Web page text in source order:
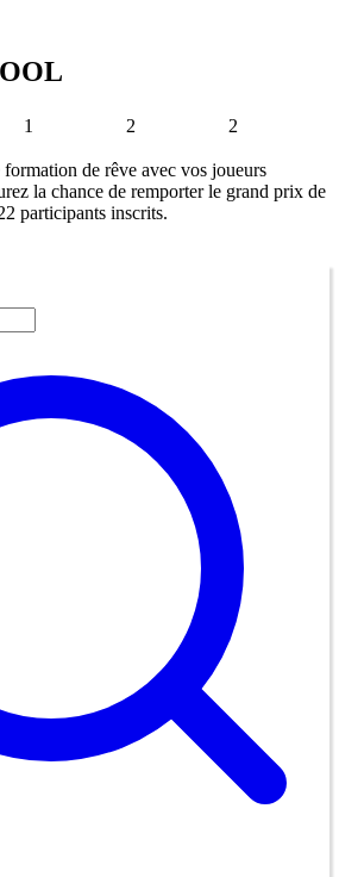
1 2 2
de rêve avec vos joueurs
la chance de remporter le grand prix de
participants inscrits.